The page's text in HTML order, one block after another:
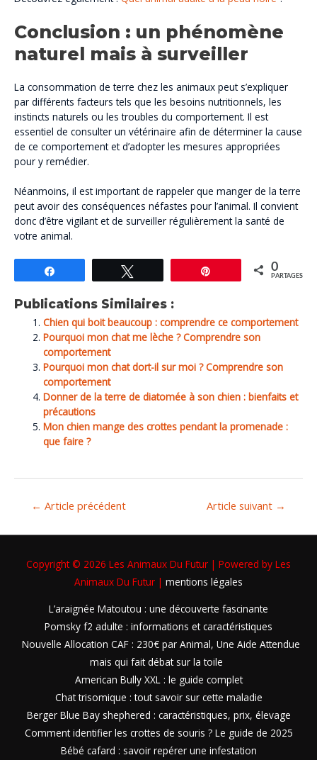
Conclusion : un phénomène
naturel mais à surveiller
La consommation de terre chez les animaux peut s’expliquer
par différents facteurs tels que les besoins nutritionnels, les
instincts naturels ou les troubles du comportement. Il est
essentiel de consulter un vétérinaire afin de déterminer la cause
de ce comportement et d’adopter les mesures appropriées
pour y remédier.
Néanmoins, il est important de rappeler que manger de la terre
peut avoir des conséquences néfastes pour l’animal. Il convient
donc d’être vigilant et de surveiller régulièrement la santé de
votre animal.
0
PARTAGES
Publications Similaires :
Chien qui boit beaucoup : comprendre ce comportement
Pourquoi mon chat me lèche ? Comprendre son
comportement
Pourquoi mon chat dort-il sur moi ? Comprendre son
comportement
Donner de la terre de diatomée à son chien : bienfaits et
précautions
Mon chien mange des crottes pendant la promenade :
que faire ?
← Article précédent Article suivant →
Copyright © 2026 Les Animaux Du Futur | Powered by Les
Animaux Du Futur | mentions légales
L’araignée Matoutou : une découverte fascinante
Pomsky f2 adulte : informations et caractéristiques
Nouvelle Allocation CAF : 230€ par Animal, Une Aide Attendue
mais qui fait débat sur la toile
American Bully XXL : le guide complet
Chat trisomique : tout savoir sur cette maladie
Berger Blue Bay shephered : caractéristiques, prix, élevage
Comment identifier les crottes de souris ? Le guide de 2025
Bébé cafard : savoir repérer une infestation